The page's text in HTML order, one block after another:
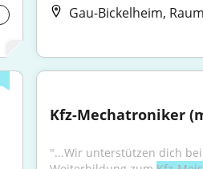
Gau-Bickelheim, Raum
Kfz-Mechatroniker
"...Wir unterstützen dich